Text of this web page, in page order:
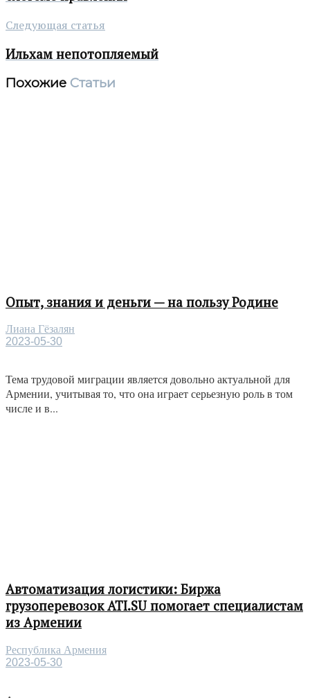
Следующая статья
Ильхам непотопляемый
Похожие Статьи
Опыт, знания и деньги — на пользу Родине
Лиана Гёзалян
2023-05-30
Тема трудовой миграции является довольно актуальной для
Армении, учитывая то, что она играет серьезную роль в том
числе и в...
Автоматизация логистики: Биржа
грузоперевозок ATI.SU помогает специалистам
из Армении
Республика Армения
2023-05-30